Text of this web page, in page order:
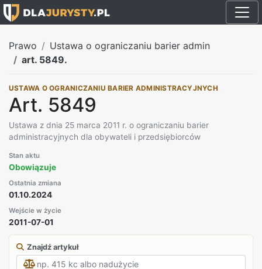
Prawo
Ustawa o ograniczaniu barier admin
art. 5849.
USTAWA O OGRANICZANIU BARIER ADMINISTRACYJNYCH
Art. 5849
Ustawa z dnia 25 marca 2011 r. o ograniczaniu barier
administracyjnych dla obywateli i przedsiębiorców
Stan aktu
Obowiązuje
Ostatnia zmiana
01.10.2024
Wejście w życie
2011-07-01
Znajdź artykuł